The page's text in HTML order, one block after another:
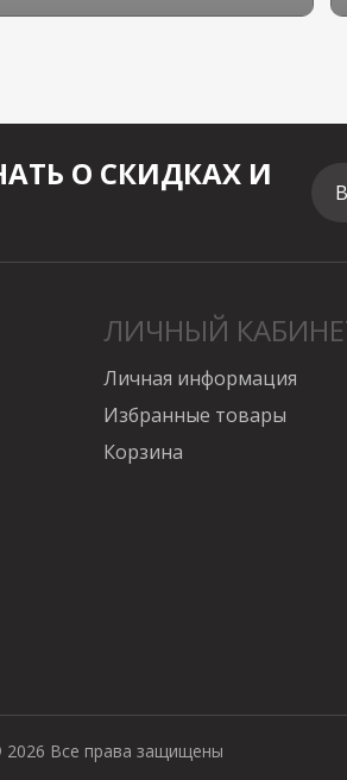
О СКИДКАХ И
ЛИЧНЫЙ
Личная информация
Избранные товары
Корзина
2026 Все права защищены